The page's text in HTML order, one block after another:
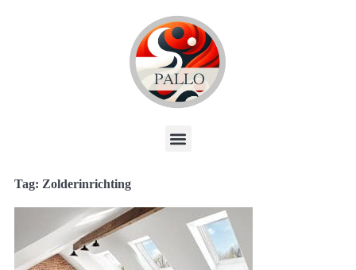
Tag: Zolderinrichting